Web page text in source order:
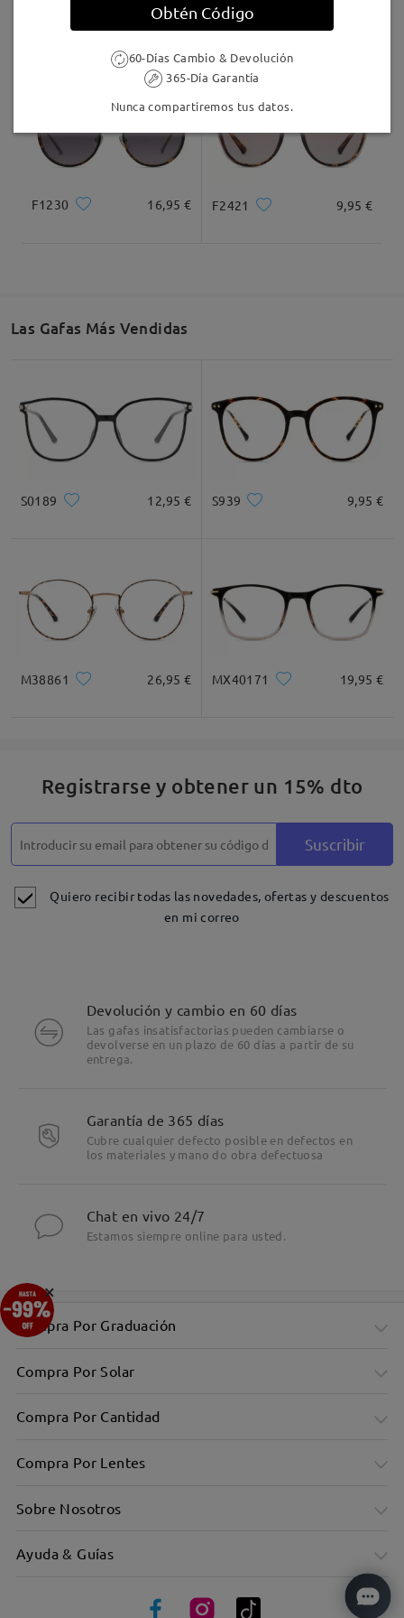
Judy135 9,95 € TR97008
F1230 16,95 € F2421 9,95 €
Las Gafas Más Vendidas
S0189 12,95 € S939 9,95 €
M38861 26,95 € MX40171 19,95 €
Registrarse y obtener un 15% dto
Suscribir
Quiero recibir todas las novedades, ofertas y descuentos
en mi correo
Devolución y cambio en 60 días
Las gafas insatisfactorias pueden cambiarse o
devolverse en un plazo de 60 días a partir de su
entrega.
Garantía de 365 días
Cubre cualquier defecto posible en defectos en
los materiales y mano do obra defectuosa
Chat en vivo 24/7
Estamos siempre online para usted.
Compra Por Graduación
Compra Por Solar
Compra Por Cantidad
Compra Por Lentes
Sobre Nosotros
Ayuda & Guías
×
Obtén Código
60-Días Cambio & Devolución
365-Día Garantía
Nunca compartiremos tus datos.